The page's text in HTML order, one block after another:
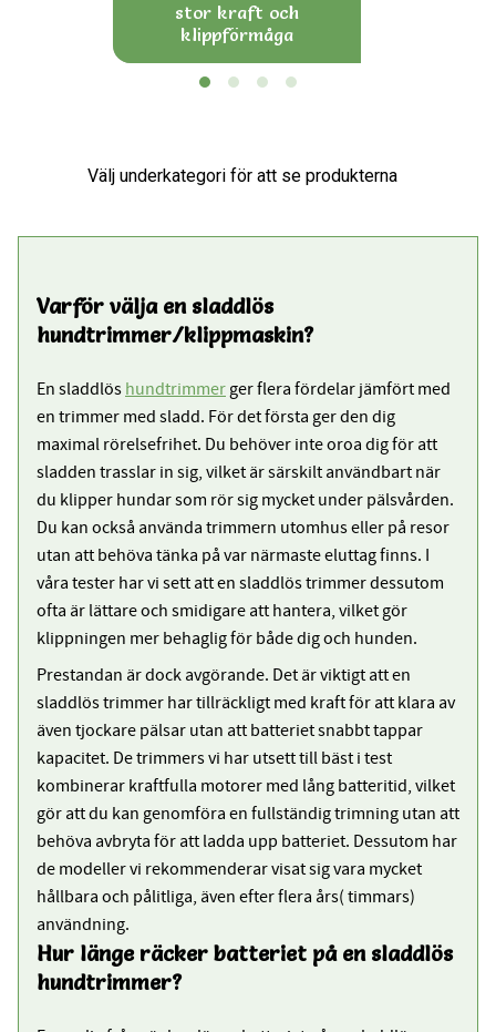
stor kraft och
klippförmåga
Varför välja en sladdlös
hundtrimmer/klippmaskin?
En sladdlös hundtrimmer ger flera fördelar jämfört med
en trimmer med sladd. För det första ger den dig
maximal rörelsefrihet. Du behöver inte oroa dig för att
sladden trasslar in sig, vilket är särskilt användbart när
du klipper hundar som rör sig mycket under pälsvården.
Du kan också använda trimmern utomhus eller på resor
utan att behöva tänka på var närmaste eluttag finns. I
våra tester har vi sett att en sladdlös trimmer dessutom
ofta är lättare och smidigare att hantera, vilket gör
klippningen mer behaglig för både dig och hunden.
Prestandan är dock avgörande. Det är viktigt att en
sladdlös trimmer har tillräckligt med kraft för att klara av
även tjockare pälsar utan att batteriet snabbt tappar
kapacitet. De trimmers vi har utsett till bäst i test
kombinerar kraftfulla motorer med lång batteritid, vilket
gör att du kan genomföra en fullständig trimning utan att
behöva avbryta för att ladda upp batteriet. Dessutom har
de modeller vi rekommenderar visat sig vara mycket
hållbara och pålitliga, även efter flera års( timmars)
användning.
Hur länge räcker batteriet på en sladdlös
hundtrimmer?